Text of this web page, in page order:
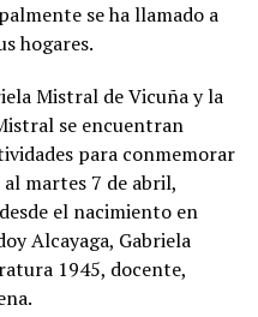
se ha llamado a
hogares.
Mistral de Vicuña y la
se encuentran
para conmemorar
martes 7 de abril,
el nacimiento en
Alcayaga, Gabriela
1945, docente,